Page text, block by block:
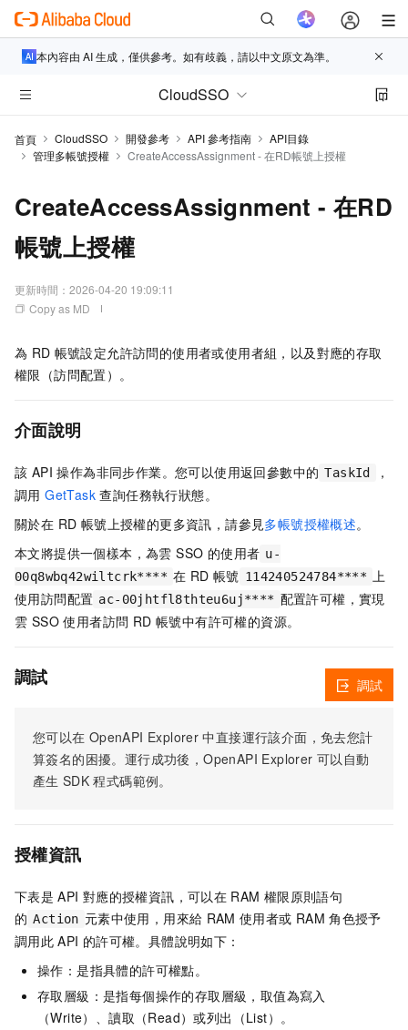
本內容由 AI 生成，僅供參考。如有歧義，請以中文原文為準。
CloudSSO
首頁 CloudSSO 開發參考 API 參考指南
API目錄
管理多帳號授權
CreateAccessAssignment - 在RD帳號上授權
CreateAccessAssignment - 在RD
帳號上授權
更新時間： 2026-04-20 19:09:11
Copy as MD
為 RD 帳號設定允許訪問的使用者或使用者組，以及對應的存取
權限（訪問配置）。
介面說明
該 API 操作為非同步作業。您可以使用返回參數中的 TaskId
，
調用GetTask 查詢任務執行狀態。
關於在 RD 帳號上授權的更多資訊，請參見多帳號授權概述。
本文將提供一個樣本，為雲 SSO 的使用者 u-
00q8wbq42wiltcrk**** 在 RD 帳號 114240524784**** 上
使用訪問配置 ac-00jhtfl8thteu6uj**** 配置許可權，實現
雲 SSO 使用者訪問 RD 帳號中有許可權的資源。
調試
您可以在 OpenAPI Explorer 中直接運行該介面，免去您計
算簽名的困擾。運行成功後，OpenAPI Explorer 可以自動
產生 SDK 程式碼範例。
調試
授權資訊
下表是 API 對應的授權資訊，可以在 RAM 權限原則語句
的 Action 元素中使用，用來給 RAM 使用者或 RAM 角色授予
調用此 API 的許可權。具體說明如下：
操作：是指具體的許可權點。
存取層級：是指每個操作的存取層級，取值為寫入
（Write）、讀取（Read）或列出（List）。